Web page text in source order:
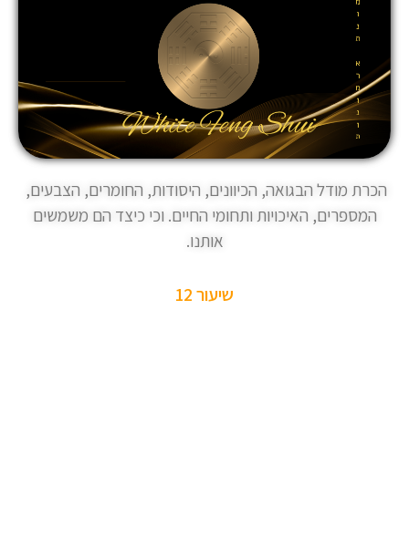
הכרת מודל הבגואה, הכיוונים, היסודות, החומרים, הצבעים,
המספרים, האיכויות ותחומי החיים. וכי כיצד הם משמשים
אותנו.
שיעור 12